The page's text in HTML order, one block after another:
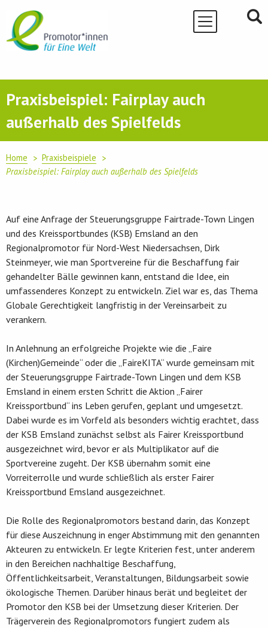
content
Praxisbeispiel: Fairplay auch
außerhalb des Spielfelds
Home
Praxisbeispiele
Praxisbeispiel: Fairplay auch außerhalb des Spielfelds
Auf eine Anfrage der Steuerungsgruppe Fairtrade-Town Lingen
und des Kreissportbundes (KSB) Emsland an den
Regionalpromotor für Nord-West Niedersachsen, Dirk
Steinmeyer, wie man Sportvereine für die Beschaffung fair
gehandelter Bälle gewinnen kann, entstand die Idee, ein
umfassenderes Konzept zu entwickeln. Ziel war es, das Thema
Globale Gerechtigkeit langfristig in der Vereinsarbeit zu
verankern.
In Anlehnung an erfolgreiche Projekte wie die „Faire
(Kirchen)Gemeinde“ oder die „FaireKITA“ wurde gemeinsam mit
der Steuerungsgruppe Fairtrade-Town Lingen und dem KSB
Emsland in einem ersten Schritt die Aktion „Fairer
Kreissportbund“ ins Leben gerufen, geplant und umgesetzt.
Dabei wurde es im Vorfeld als besonders wichtig erachtet, dass
der KSB Emsland zunächst selbst als Fairer Kreissportbund
ausgezeichnet wird, bevor er als Multiplikator auf die
Sportvereine zugeht. Der KSB übernahm somit eine
Vorreiterrolle und wurde schließlich als erster Fairer
Kreissportbund Emsland ausgezeichnet.
Die Rolle des Regionalpromotors bestand darin, das Konzept
für diese Auszeichnung in enger Abstimmung mit den genannten
Akteuren zu entwickeln. Er legte Kriterien fest, unter anderem
in den Bereichen nachhaltige Beschaffung,
Öffentlichkeitsarbeit, Veranstaltungen, Bildungsarbeit sowie
ökologische Themen. Darüber hinaus berät und begleitet der
Promotor den KSB bei der Umsetzung dieser Kriterien. Der
Trägerverein des Regionalpromotors fungiert zudem als